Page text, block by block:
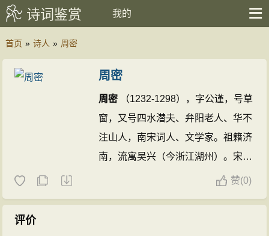
诗词鉴赏 我的
首页 » 诗人 » 周密
周密
周密 （1232-1298），字公谨，号草
窗，又号四水潜夫、弁阳老人、华不
注山人，南宋词人、文学家。祖籍济
南，流寓吴兴（今浙江湖州）。宋德
右间为义乌县（今年内属浙江）令。
赞(0)
评价